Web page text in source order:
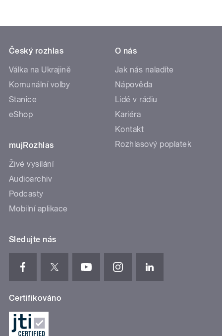
Český rozhlas
Válka na Ukrajině
Komunální volby
Stanice
eShop
mujRozhlas
Živé vysílání
Audioarchiv
Podcasty
Mobilní aplikace
O nás
Jak nás naladíte
Nápověda
Lidé v rádiu
Kariéra
Kontakt
Rozhlasový poplatek
Sledujte nás
Certifikováno